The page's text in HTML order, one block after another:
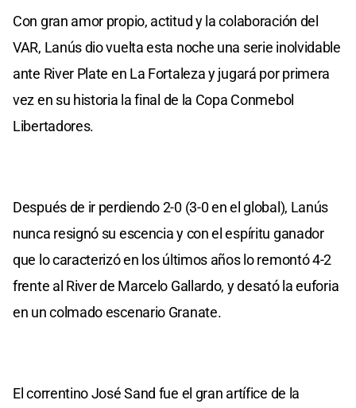
Con gran amor propio, actitud y la colaboración del
VAR, Lanús dio vuelta esta noche una serie inolvidable
ante River Plate en La Fortaleza y jugará por primera
vez en su historia la final de la Copa Conmebol
Libertadores.
Después de ir perdiendo 2-0 (3-0 en el global), Lanús
nunca resignó su escencia y con el espíritu ganador
que lo caracterizó en los últimos años lo remontó 4-2
frente al River de Marcelo Gallardo, y desató la euforia
en un colmado escenario Granate.
El correntino José Sand fue el gran artífice de la